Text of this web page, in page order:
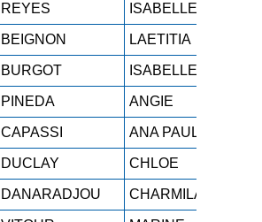
REYES ISABELLE
BEIGNON LAETITIA
BURGOT ISABELLE
PINEDA ANGIE
CAPASSI ANA PAULA S
DUCLAY CHLOE
DANARADJOU CHARMILA